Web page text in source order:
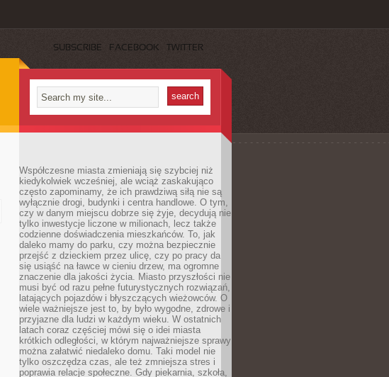
SUBSCRIBE FACEBOOK TWITTER
Współczesne miasta zmieniają się szybciej niż
kiedykolwiek wcześniej, ale wciąż zaskakująco
często zapominamy, że ich prawdziwą siłą nie są
wyłącznie drogi, budynki i centra handlowe. O tym,
czy w danym miejscu dobrze się żyje, decydują nie
tylko inwestycje liczone w milionach, lecz także
codzienne doświadczenia mieszkańców. To, jak
daleko mamy do parku, czy można bezpiecznie
przejść z dzieckiem przez ulicę, czy po pracy da
się usiąść na ławce w cieniu drzew, ma ogromne
znaczenie dla jakości życia. Miasto przyszłości nie
musi być od razu pełne futurystycznych rozwiązań,
latających pojazdów i błyszczących wieżowców. O
wiele ważniejsze jest to, by było wygodne, zdrowe i
przyjazne dla ludzi w każdym wieku. W ostatnich
latach coraz częściej mówi się o idei miasta
krótkich odległości, w którym najważniejsze sprawy
można załatwić niedaleko domu. Taki model nie
tylko oszczędza czas, ale też zmniejsza stres i
poprawia relacje społeczne. Gdy piekarnia, szkoła,